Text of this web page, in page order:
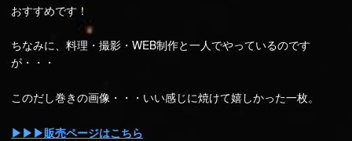
おすすめです！
ちなみに、料理・撮影・WEB制作と一人でやっているのです
が・・・
このだし巻きの画像・・・いい感じに焼けて嬉しかった一枚。
▶▶▶販売ページはこちら